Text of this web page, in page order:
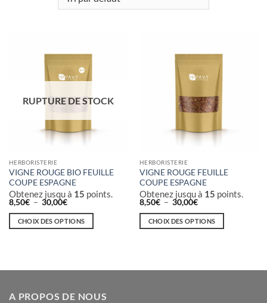
RUPTURE DE STOCK
HERBORISTERIE
VIGNE ROUGE BIO FEUILLE
COUPE ESPAGNE
Obtenez jusqu à 15 points.
8,50€ – 30,00€Plage
prix :
8,50€
CHOIX DES OPTIONS
plusieurs
Les
HERBORISTERIE
VIGNE ROUGE FEUILLE
COUPE ESPAGNE
Obtenez jusqu à 15 points.
8,50€ – 30,00€Plage
prix :
8,50€
CHOIX DES OPTIONS
plusieurs
A PROPOS DE NOUS